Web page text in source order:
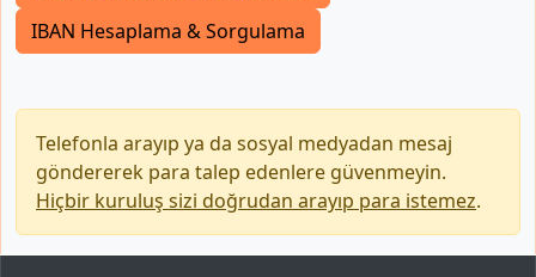
IBAN Hesaplama & Sorgulama
Telefonla arayıp ya da sosyal medyadan mesaj
göndererek para talep edenlere güvenmeyin.
Hiçbir kuruluş sizi doğrudan arayıp para istemez.